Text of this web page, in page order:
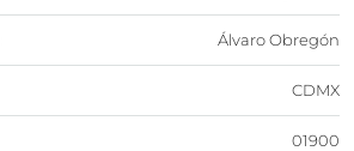
Álvaro Obregón
CDMX
01900